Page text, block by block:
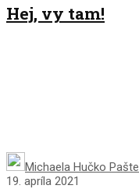
Hej, vy tam!
Michaela Hučko
19. apríla 2021